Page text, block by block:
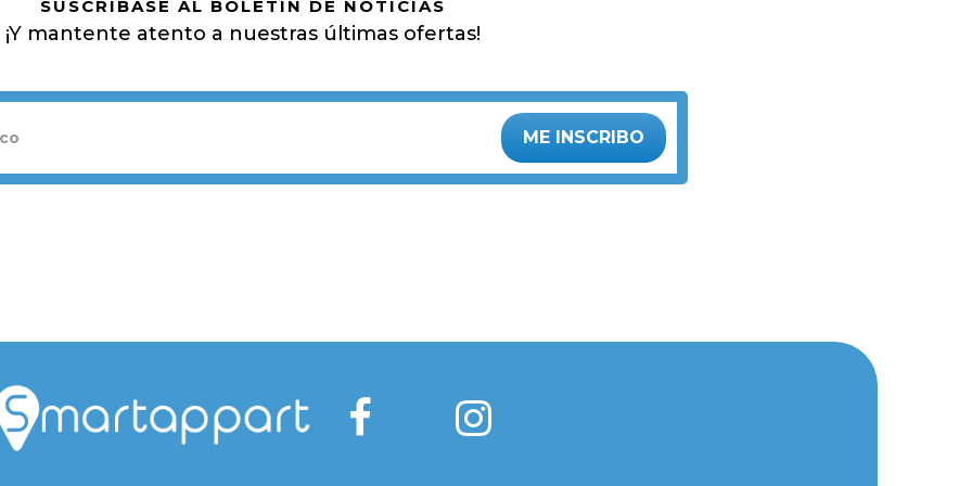
SUSCRÍBASE AL BOLETÍN DE NOTICIAS
¡Y mantente atento a nuestras últimas ofertas!
ME INSCRIBO